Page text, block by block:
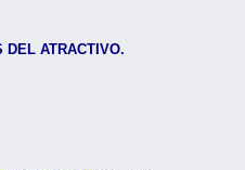
DEL ATRACTIVO.